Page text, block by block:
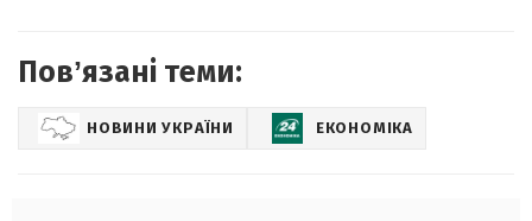
Повʼязані теми:
НОВИНИ УКРАЇНИ ЕКОНОМІКА